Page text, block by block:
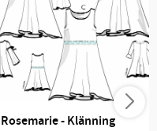
Rosemarie - Klänning